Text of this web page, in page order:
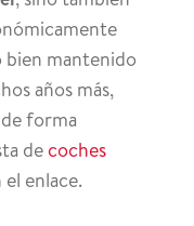
bien mantenido
años más,
forma
decoches
el enlace.